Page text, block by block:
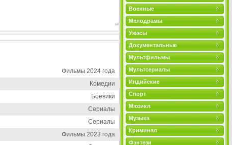
Военные
Мелодрамы
Ужасы
Документальные
Мультфильмы
Мультсериалы
Индийские
Спорт
Мюзикл
Музыка
Криминал
Фэнтези
Фильмы 2024 года
Комедии
Боевики
Сериалы
Сериалы
Фильмы 2023 года